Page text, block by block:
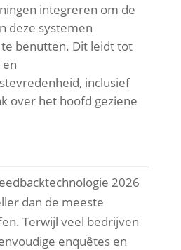
integreren om de
deze systemen
benutten. Dit leidt tot
inclusief
over het hoofd geziene
2026
dan de meeste
Terwijl veel bedrijven
enquêtes en